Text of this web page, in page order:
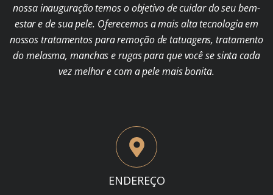
nossa inauguração temos o objetivo de cuidar do seu bem-
estar e de sua pele. Oferecemos a mais alta tecnologia em
nossos tratamentos para remoção de tatuagens, tratamento
do melasma, manchas e rugas para que você se sinta cada
vez melhor e com a pele mais bonita.
ENDEREÇO